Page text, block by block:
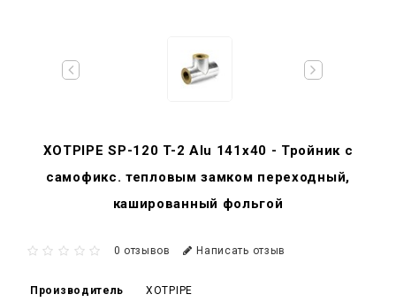
XOTPIPE SP-120 T-2 Alu 141x40 - Тройник c
самофикс. тепловым замком переходный,
кашированный фольгой
0 отзывов Написать отзыв
Производитель
XOTPIPE